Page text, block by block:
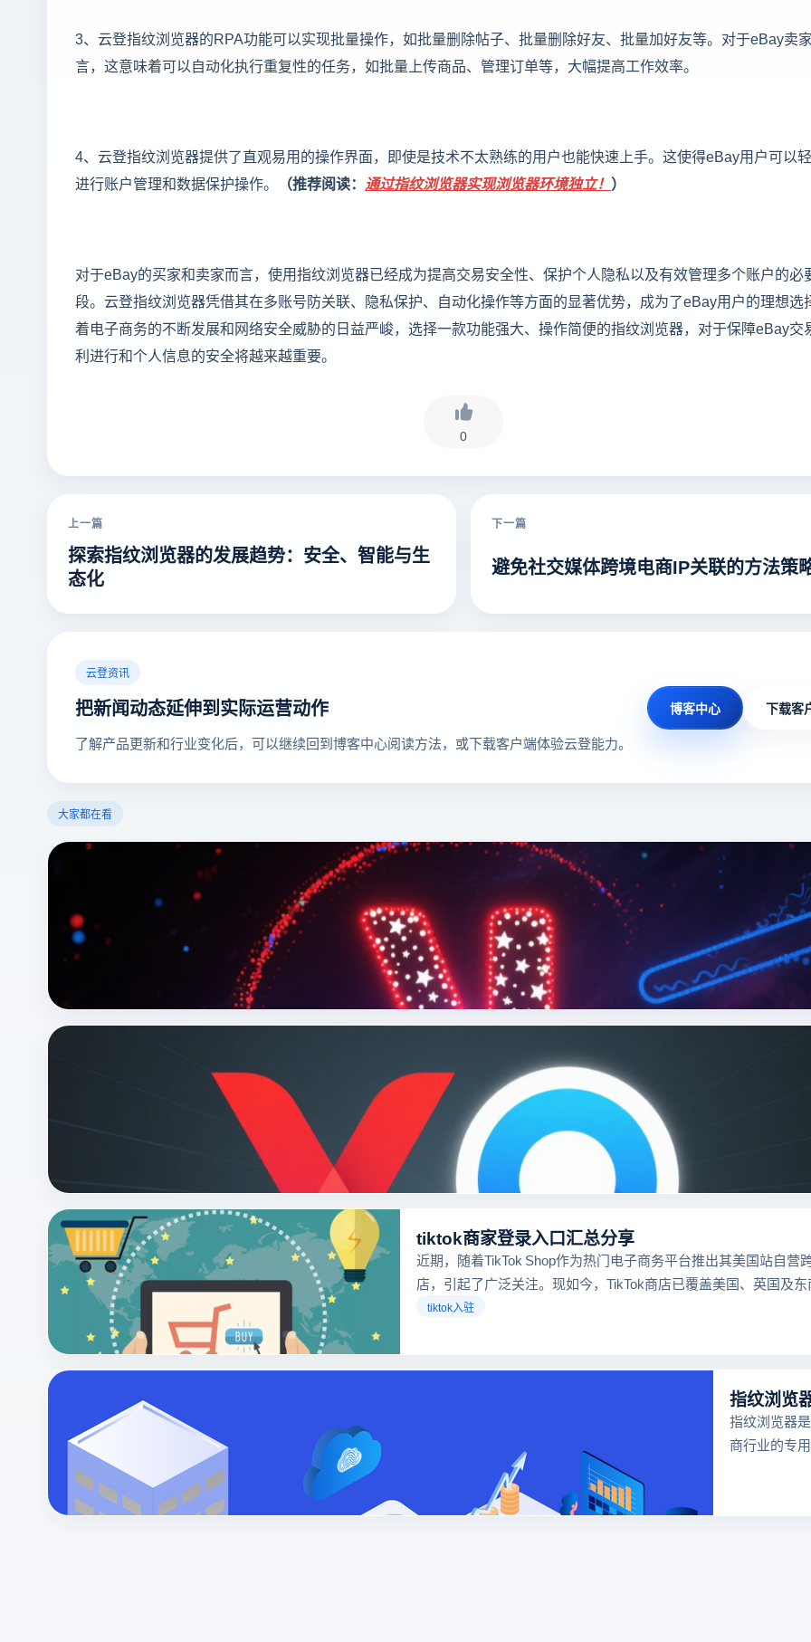
3、云登指纹浏览器的RPA功能可以实现批量操作，如批量删除帖子、批量删除好友、批量加好友等。对于eBay卖
言，这意味着可以自动化执行重复性的任务，如批量上传商品、管理订单等，大幅提高工作效率。
4、云登指纹浏览器提供了直观易用的操作界面，即使是技术不太熟练的用户也能快速上手。这使得eBay用户可以
进行账户管理和数据保护操作。
（推荐阅读： 通过指纹浏览器实现浏览器环境独立！ ）
对于eBay的买家和卖家而言，使用指纹浏览器已经成为提高交易安全性、保护个人隐私以及有效管理多个账户的必
段。云登指纹浏览器凭借其在多账号防关联、隐私保护、自动化操作等方面的显著优势，成为了eBay用户的理想选
着电子商务的不断发展和网络安全威胁的日益严峻，选择一款功能强大、操作简便的指纹浏览器，对于保障eBay交
利进行和个人信息的安全将越来越重要。
0
上一篇
探索指纹浏览器的发展趋势：安全、智能与生
态化
下一篇
避免社交媒体跨境电商IP关联的方法策
云登资讯
把新闻动态延伸到实际运营动作
了解产品更新和行业变化后，可以继续回到博客中心阅读方法，或下载客户端体验云登能力。
博客中心 下载客
大家都在看
tiktok商家登录入口汇总分享
近期，随着TikTok Shop作为热门电子商务平台推出其美国站自营
店，引起了广泛关注。现如今，TikTok商店已覆盖美国、英国及
区，因此了解官方网站入口对于tiktok商家入驻至关重要。
tiktok入驻
指纹浏览器
商行业的专